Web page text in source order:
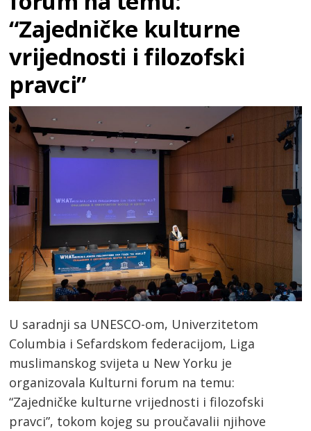
“Zajedničke kulturne
vrijednosti i filozofski
pravci”
U saradnji sa UNESCO-om, Univerzitetom
Columbia i Sefardskom federacijom, Liga
muslimanskog svijeta u New Yorku je
organizovala Kulturni forum na temu:
“Zajedničke kulturne vrijednosti i filozofski
pravci”, tokom kojeg su proučavalii njihove